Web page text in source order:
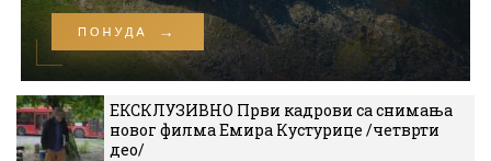
ЕКСКЛУЗИВНО Први кадрови са снимања
новог филма Емира Кустурице /четврти
део/